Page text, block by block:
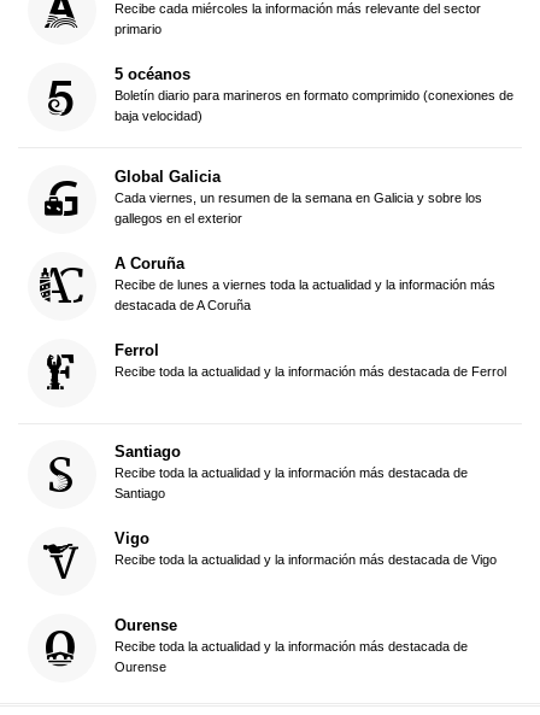
Recibe cada miércoles la información más relevante del sector
primario
5 océanos
Boletín diario para marineros en formato comprimido (conexiones de
baja velocidad)
Global Galicia
Cada viernes, un resumen de la semana en Galicia y sobre los
gallegos en el exterior
A Coruña
Recibe de lunes a viernes toda la actualidad y la información más
destacada de A Coruña
Ferrol
Recibe toda la actualidad y la información más destacada de Ferrol
Santiago
Recibe toda la actualidad y la información más destacada de
Santiago
Vigo
Recibe toda la actualidad y la información más destacada de Vigo
Ourense
Recibe toda la actualidad y la información más destacada de
Ourense